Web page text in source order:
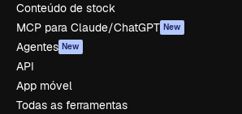
Conteúdo de stock
MCP para Claude/ChatGPT New
Agentes New
API
App móvel
Todas as ferramentas